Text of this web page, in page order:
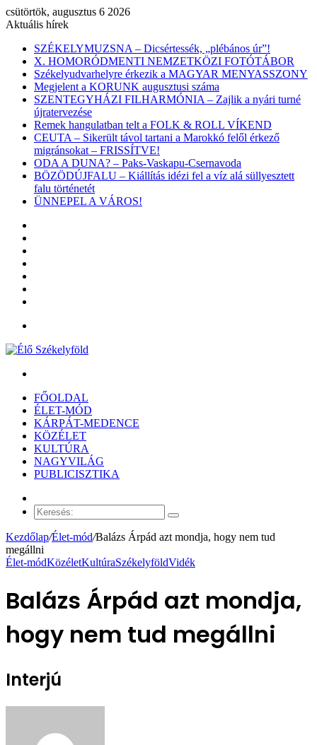
csütörtök, augusztus 6 2026
Aktuális hírek
SZÉKELYMUZSNA – Dicsértessék, „plébános úr”!
X. HOMORÓDMENTI NEMZETKÖZI FOTÓTÁBOR
Székelyudvarhelyre érkezik a MAGYAR MENYASSZONY
Megjelent a KORUNK augusztusi száma
SZENTEGYHÁZI FILHARMÓNIA – Zajlik a nyári turné
újratervezése
Remek hangulatban telt a FOLK & ROLL VÍKEND
CEUTA – Sikerült távol tartani a Marokkó felől érkező
migránsokat – FRISSÍTVE!
ODA A DUNA? – Paks-Vaskapu-Csernavoda
BÖZÖDÚJFALU – Kiállítás idézi fel a víz alá süllyesztett
falu történetét
ÜNNEPEL A VÁROS!
FŐOLDAL
ÉLET-MÓD
KÁRPÁT-MEDENCE
KÖZÉLET
KULTÚRA
NAGYVILÁG
PUBLICISZTIKA
cikk
Keresés:
Kezdőlap/Élet-mód/Balázs Árpád azt mondja, hogy nem tud
megállni
Élet-módKözéletKultúraSzékelyföldVidék
Balázs Árpád azt mondja,
hogy nem tud megállni
Interjú